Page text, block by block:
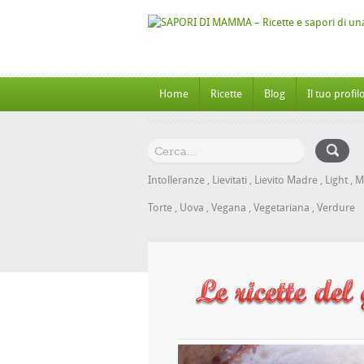
Home Ricette Blog Il tuo profilo
Intolleranze , Lievitati , Lievito Madre , Light ,
Torte , Uova , Vegana , Vegetariana , Verdure